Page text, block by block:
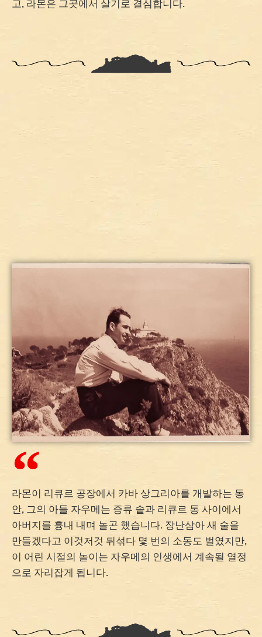
고, 라몬은 그곳에서 살기로 결심합니다.
라몬이 리큐르 공장에서 카바 상그리아를 개발하는 동
안, 그의 아들 자우메는 증류 솥과 리큐르 통 사이에서
아버지를 흉내 내며 놀곤 했습니다. 장난삼아 새 술을
만들겠다고 이것저것 뒤섞다 몇 번의 소동도 벌였지만,
이 어린 시절의 놀이는 자우메의 인생에서 계속될 열정
으로 자리잡게 됩니다.